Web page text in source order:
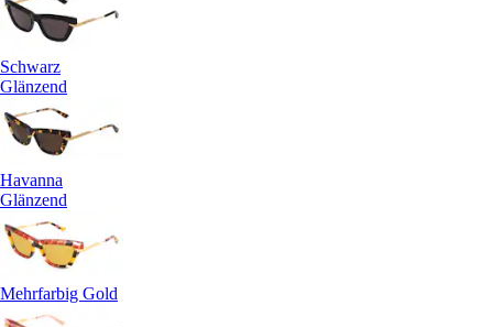
Schwarz
Glänzend
Havanna
Glänzend
Mehrfarbig Gold